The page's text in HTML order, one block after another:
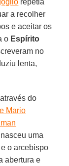
a recolher
e aceitar os
o Espírito
no
lenta,
do
Mario
uma
e o arcebispo
abertura e